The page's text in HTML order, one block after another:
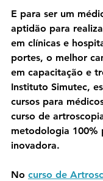
E para ser um
aptidão para
em clínicas e
portes, o melhor
em capacitação e
Instituto Simutec,
cursos para
curso de
metodologia 100%
inovadora.
No curso de